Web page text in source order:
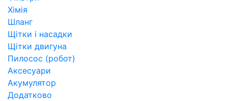
Хімія
Шланг
Щітки і насадки
Щітки двигуна
Пилосос (робот)
Аксесуари
Акумулятор
Додатково